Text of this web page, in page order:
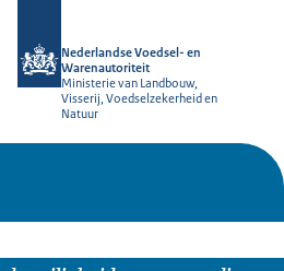
Nederlandse Voedsel- en
Warenautoriteit
Ministerie van Landbouw,
Visserij, Voedselzekerheid en
Natuur